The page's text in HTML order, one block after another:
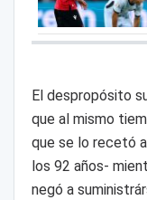
El despropósito
que al mismo
que se lo recetó
los 92 años-
negó a